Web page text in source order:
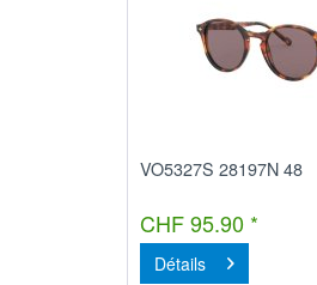
VO5327S 28197N 48
CHF 95.90 *
Détails